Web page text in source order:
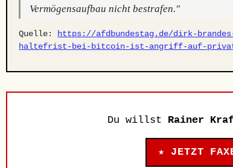
Vermögensaufbau nicht bestrafen."
Quelle:
https://afdbundestag.de/dirk-
haltefrist-bei-bitcoin-ist-angriff-auf-
Du willst Rainer
★ JETZT